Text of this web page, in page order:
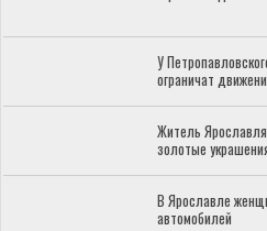
У
ограничат
Житель
золотые
В Ярославле
автомобилей